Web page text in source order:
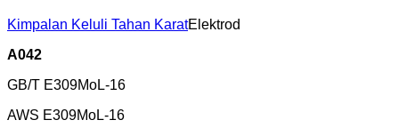
Kimpalan Keluli Tahan KaratElektrod
A042
GB/T E309MoL-16
AWS E309MoL-16